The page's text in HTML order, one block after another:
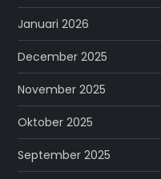
Januari 2026
December 2025
November 2025
Oktober 2025
September 2025